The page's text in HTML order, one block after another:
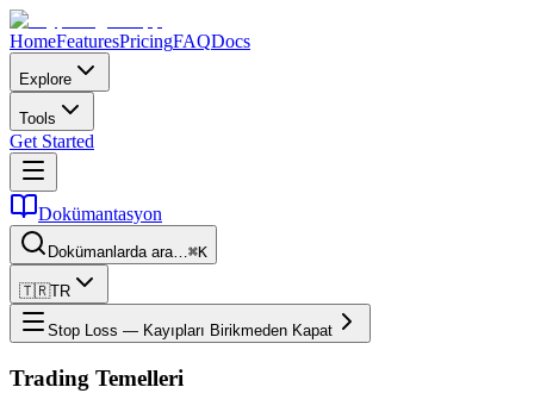
HomeFeaturesPricingFAQDocs
Explore
Tools
Get Started
Dokümantasyon
Dokümanlarda ara…⌘K
🇹🇷TR
Stop Loss — Kayıpları Birikmeden Kapat
Trading Temelleri